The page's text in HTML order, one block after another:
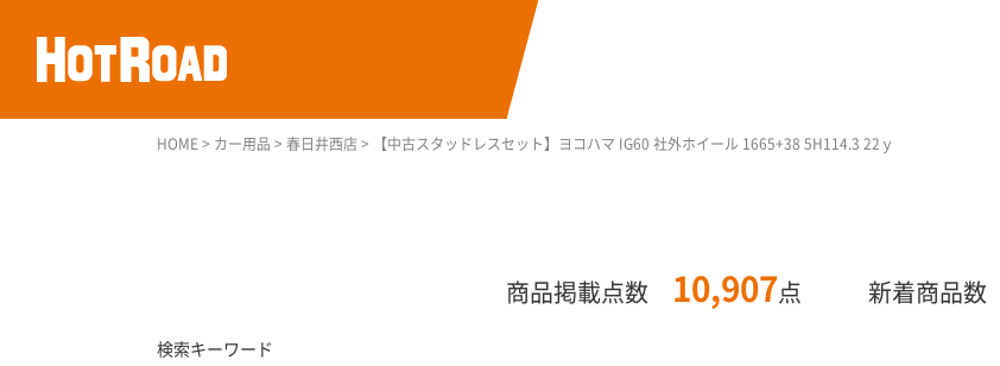
HOME > カー用品 > 春日井西店 > 【中古スタッドレスセット】ヨコハマ IG60 社外ホイール 1665+38 5H114.3 22ｙ
商品掲載点数 10,907点 新着商品数
検索キーワード